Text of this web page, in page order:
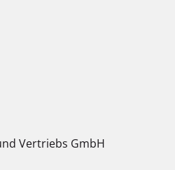
Vertriebs GmbH